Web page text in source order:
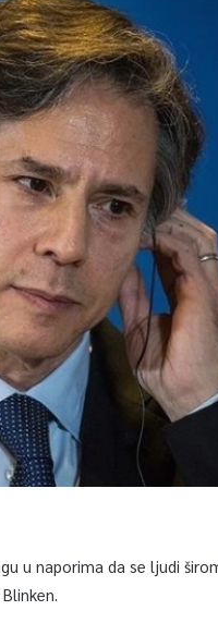
u naporima da se ljudi